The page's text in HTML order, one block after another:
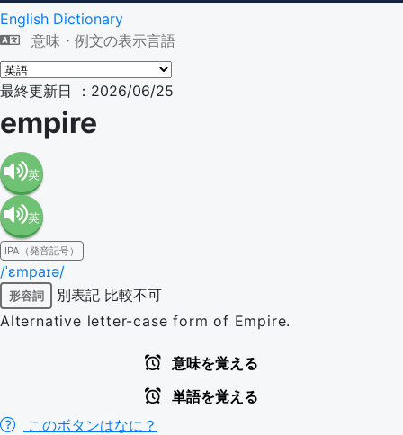
English Dictionary
意味・例文の表示言語
最終更新日 ：2026/06/25
empire
英
語（米
国）
(en-US)
英
語（イ
ギリ
IPA（発音記号）
/ˈɛmpaɪə/
形容詞 別表記 比較不可
Alternative letter-case form of Empire.
意味を覚える
単語を覚える
このボタンはなに？